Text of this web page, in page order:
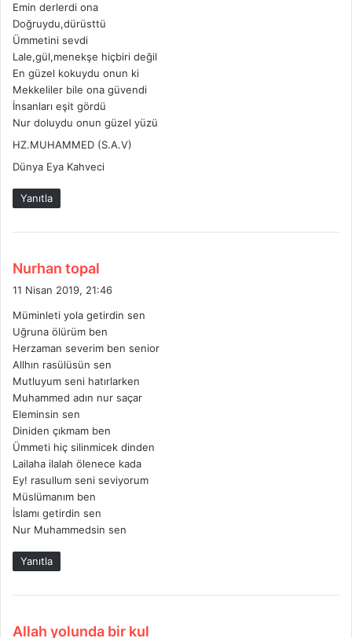
Emin derlerdi ona
Doğruydu,dürüsttü
Ümmetini sevdi
Lale,gül,menekşe hiçbiri değil
En güzel kokuydu onun ki
Mekkeliler bile ona güvendi
İnsanları eşit gördü
Nur doluydu onun güzel yüzü
HZ.MUHAMMED (S.A.V)
Dünya Eya Kahveci
Yanıtla
Nurhan topal
e
i
k
i
11 Nisan 2019, 21:46
Müminleti yola getirdin sen
Uğruna ölürüm ben
Herzaman severim ben senior
Allhın rasülüsün sen
Mutluyum seni hatırlarken
Muhammed adın nur saçar
Eleminsin sen
Diniden çıkmam ben
Ümmeti hiç silinmicek dinden
Lailaha ilalah ölenece kada
Ey! rasullum seni seviyorum
Müslümanım ben
İslamı getirdin sen
Nur Muhammedsin sen
Yanıtla
Allah yolunda bir kul